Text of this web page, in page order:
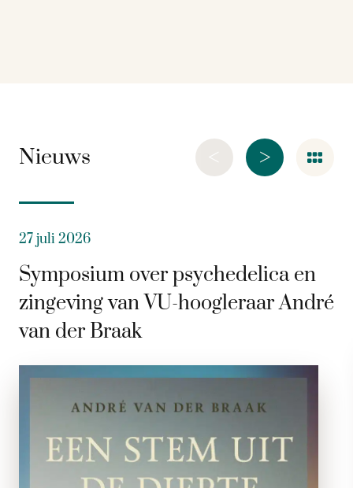
Nieuws >
<
27 juli 2026
Symposium over psychedelica en
zingeving van VU-hoogleraar André
van der Braak